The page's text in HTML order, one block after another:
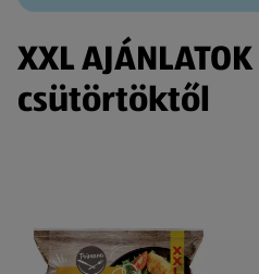
XXL
csütörtöktől